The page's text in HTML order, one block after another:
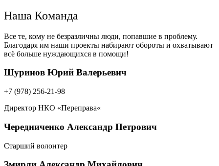
Наша Команда
Все те, кому не безразличны люди, попавшие в проблему.
Благодаря им наши проекты набирают обороты и охватывают
всё больше нуждающихся в помощи!
Шуринов Юрий Валерьевич
+7 (978) 256-21-98
Директор НКО «Переправа«
Чередниченко Александр Петрович
Старший волонтер